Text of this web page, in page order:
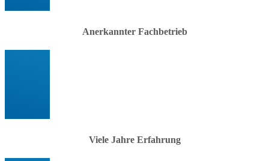
Anerkannter Fachbetrieb
Viele Jahre Erfahrung